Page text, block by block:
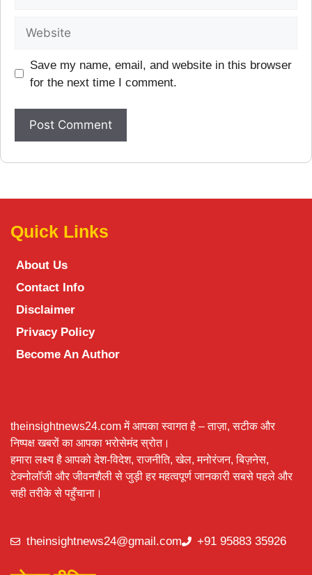
Save my name, email, and website in this browser
for the next time I comment.
Quick Links
About Us
Contact Info
Disclaimer
Privacy Policy
Become An Author
theinsightnews24.com में आपका स्वागत है – ताज़ा, सटीक और
निष्पक्ष खबरों का आपका भरोसेमंद स्रोत।
हमारा लक्ष्य है आपको देश-विदेश, राजनीति, खेल, मनोरंजन, बिज़नेस,
टेक्नोलॉजी और जीवनशैली से जुड़ी हर महत्वपूर्ण जानकारी सबसे पहले और
सही तरीके से पहुँचाना।
theinsightnews24@gmail.com +91 95883 35926